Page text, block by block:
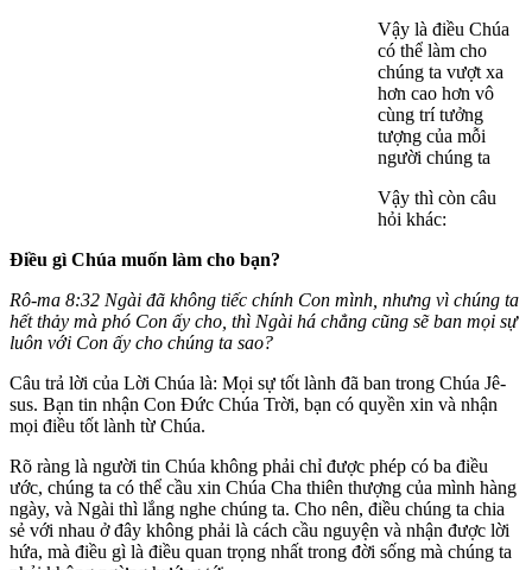
Vậy là điều Chúa
có thể làm cho
chúng ta vượt xa
hơn cao hơn vô
cùng trí tưởng
tượng của mỗi
người chúng ta
Vậy thì còn câu
hỏi khác:
Điều gì Chúa muốn làm cho bạn?
Rô-ma 8:32 Ngài đã không tiếc chính Con mình, nhưng vì chúng ta
hết thảy mà phó Con ấy cho, thì Ngài há chẳng cũng sẽ ban mọi sự
luôn với Con ấy cho chúng ta sao?
Câu trả lời của Lời Chúa là: Mọi sự tốt lành đã ban trong Chúa Jê-
sus. Bạn tin nhận Con Đức Chúa Trời, bạn có quyền xin và nhận
mọi điều tốt lành từ Chúa.
Rõ ràng là người tin Chúa không phải chỉ được phép có ba điều
ước, chúng ta có thể cầu xin Chúa Cha thiên thượng của mình hàng
ngày, và Ngài thì lắng nghe chúng ta. Cho nên, điều chúng ta chia
sẻ với nhau ở đây không phải là cách cầu nguyện và nhận được lời
hứa, mà điều gì là điều quan trọng nhất trong đời sống mà chúng ta